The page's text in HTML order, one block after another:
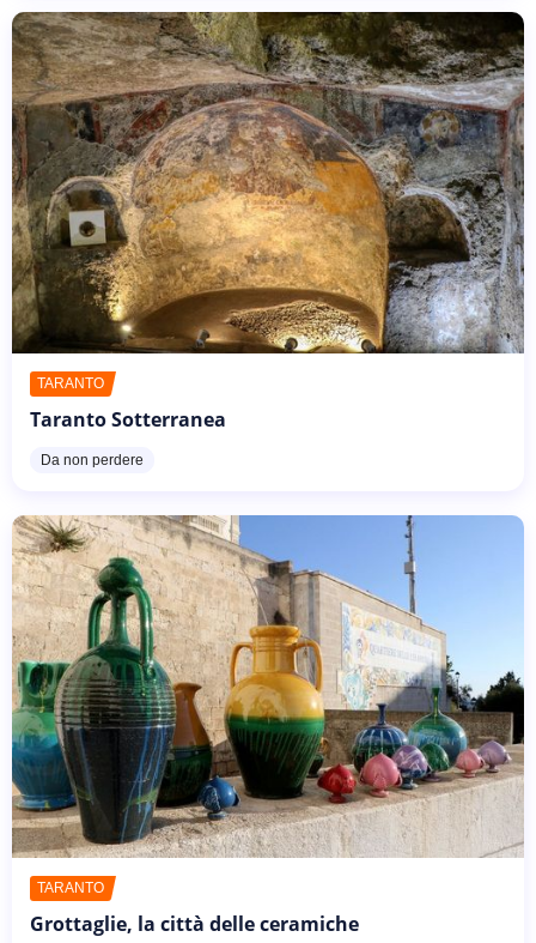
TARANTO
Taranto Sotterranea
Da non perdere
TARANTO
Grottaglie, la città delle ceramiche